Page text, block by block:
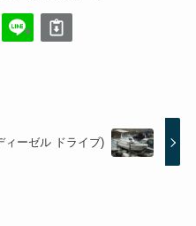
ーゼル ドライブ)